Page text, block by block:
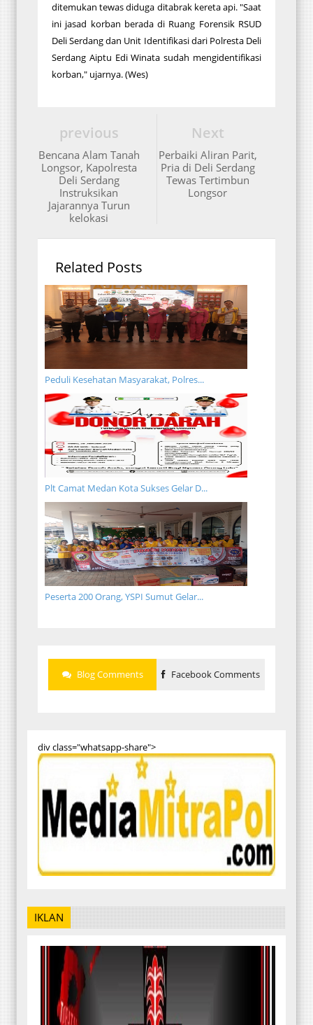
ditemukan tewas diduga ditabrak kereta api. "Saat
ini jasad korban berada di Ruang Forensik RSUD
Deli Serdang dan Unit Identifikasi dari Polresta Deli
Serdang Aiptu Edi Winata sudah mengidentifikasi
korban," ujarnya. (Wes)
Next
Perbaiki Aliran Parit,
Pria di Deli Serdang
Tewas Tertimbun
Longsor
previous
Bencana Alam Tanah
Longsor, Kapolresta
Deli Serdang
Instruksikan
Jajarannya Turun
kelokasi
Related Posts
Peduli Kesehatan Masyarakat, Polres...
Plt Camat Medan Kota Sukses Gelar D...
Peserta 200 Orang, YSPI Sumut Gelar...
Blog Comments Facebook Comments
div class="whatsapp-share">
IKLAN